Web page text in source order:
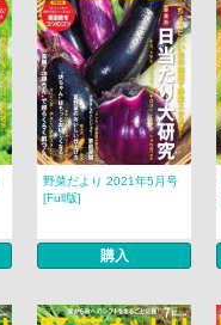
野菜だより 2021年5月号
[Full版]
購入